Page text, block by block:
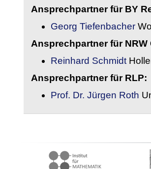
Ansprechpartner für BY
Georg Tiefenbacher
Ansprechpartner für NRW
Reinhard Schmidt
Ansprechpartner für RLP:
Prof. Dr. Jürgen Roth